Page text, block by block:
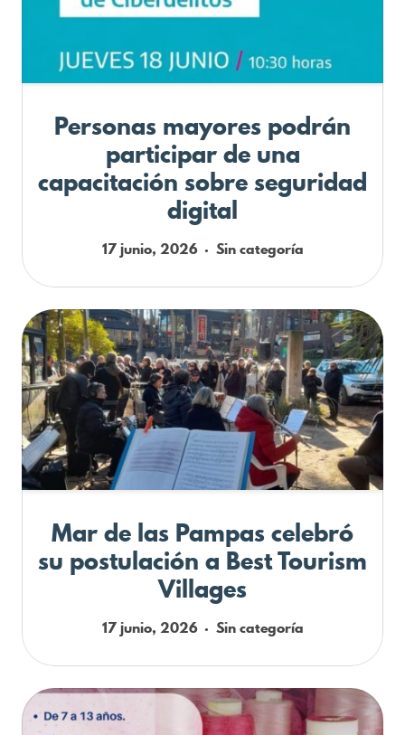
Personas mayores podrán
participar de una
capacitación sobre seguridad
digital
17 junio, 2026 Sin categoría
Mar de las Pampas celebró
su postulación a Best Tourism
Villages
17 junio, 2026 Sin categoría